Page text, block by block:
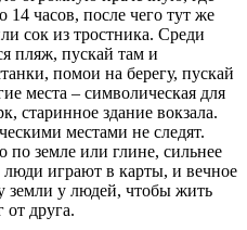
часов, после чего тут же
сок из тростника. Среди
пляж, пускай там и
помои на берегу, пускай
места – символическая для
старинное здание вокзала.
местами не следят.
по земле или глине, сильнее
играют в карты, и вечное
земли у людей, чтобы жить
от друга.